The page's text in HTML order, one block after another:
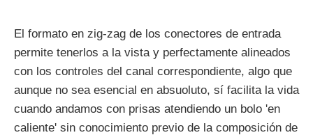
El formato en zig-zag de los conectores de entrada
permite tenerlos a la vista y perfectamente alineados
con los controles del canal correspondiente, algo que
aunque no sea esencial en absuoluto, sí facilita la vida
cuando andamos con prisas atendiendo un bolo 'en
caliente' sin conocimiento previo de la composición de